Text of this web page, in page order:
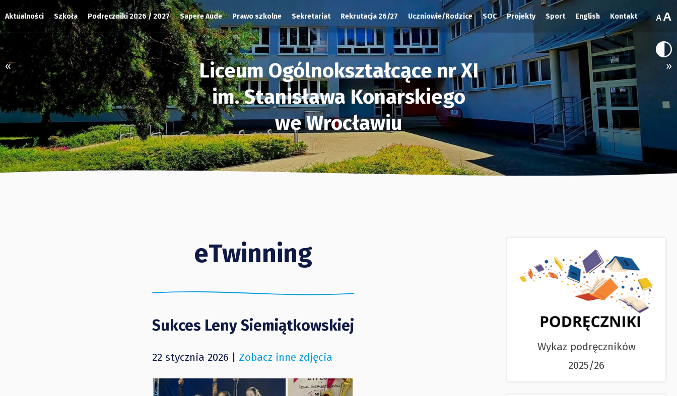
Liceum Ogólnokształcące nr XI
im. Stanisława Konarskiego
we Wrocławiu
« »
Aktualności Szkoła Podręczniki 2026 / 2027 Sapere Aude Prawo szkolne Sekretariat Rekrutacja 26/27 Uczniowie/Rodzice SOC Projekty Sport English Kontakt
eTwinning
Sukces Leny Siemiątkowskiej
22 stycznia 2026 | Zobacz inne zdjęcia
Wykaz podręczników
2025/26